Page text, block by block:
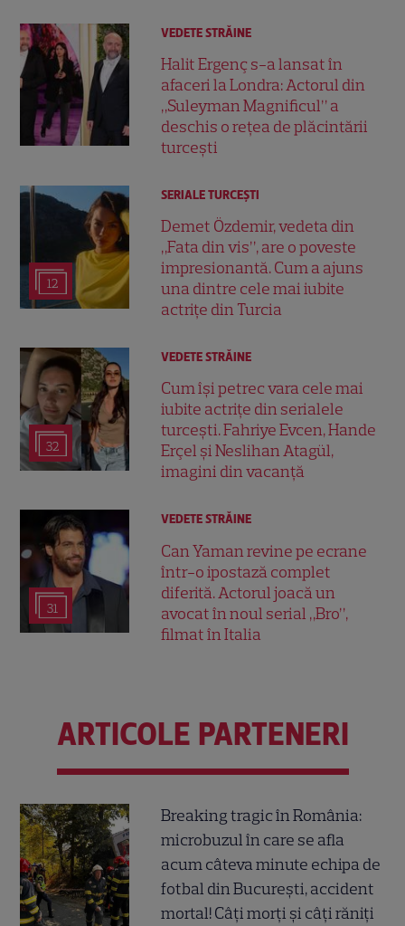
VEDETE STRĂINE
Halit Ergenç s-a lansat în
afaceri la Londra: Actorul din
„Suleyman Magnificul” a
deschis o rețea de plăcintării
turcești
12
SERIALE TURCEŞTI
Demet Özdemir, vedeta din
„Fata din vis”, are o poveste
impresionantă. Cum a ajuns
una dintre cele mai iubite
actrițe din Turcia
32
VEDETE STRĂINE
Cum își petrec vara cele mai
iubite actrițe din serialele
turcești. Fahriye Evcen, Hande
Erçel și Neslihan Atagül,
imagini din vacanță
31
VEDETE STRĂINE
Can Yaman revine pe ecrane
într-o ipostază complet
diferită. Actorul joacă un
avocat în noul serial „Bro”,
filmat în Italia
ARTICOLE PARTENERI
Breaking tragic în România:
microbuzul în care se afla
acum câteva minute echipa de
fotbal din București, accident
mortal! Câți morți și câți răniți